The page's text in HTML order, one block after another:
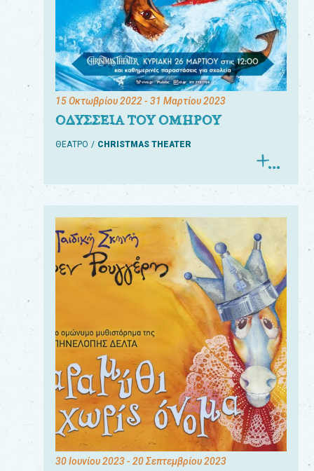
15 Οκτωβρίου 2022- 31 Μαρτίου 2023
ΟΔΥΣΣΕΙΑ ΤΟΥ ΟΜΗΡΟΥ
ΘΕΑΤΡΟ CHRISTMAS THEATER
30 Ιουνίου 2023- 20 Σεπτεμβρίου 2023